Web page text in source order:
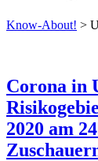
Know-About! >
Corona in
2020 am